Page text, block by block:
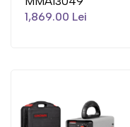
1,869.00 Lei